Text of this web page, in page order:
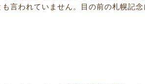
言われていません。目の前の札幌記